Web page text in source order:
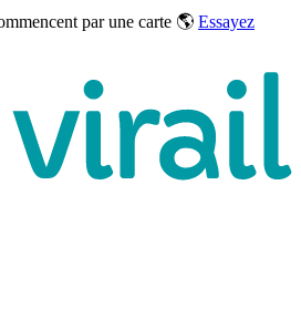
par une carte 🌎 Essayez